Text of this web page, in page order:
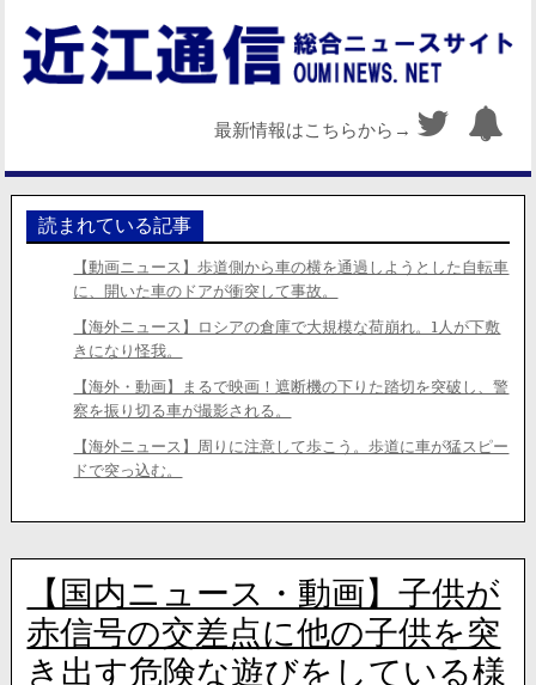
最新情報はこちらから→
読まれている記事
【動画ニュース】歩道側から車の横を通過しようとした自転車
に、開いた車のドアが衝突して事故。
【海外ニュース】ロシアの倉庫で大規模な荷崩れ。1人が下敷
きになり怪我。
【海外・動画】まるで映画！遮断機の下りた踏切を突破し、警
察を振り切る車が撮影される。
【海外ニュース】周りに注意して歩こう。歩道に車が猛スピー
ドで突っ込む。
【国内ニュース・動画】子供が
赤信号の交差点に他の子供を突
き出す危険な遊びをしている様